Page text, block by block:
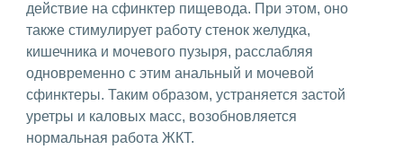
действие на сфинктер пищевода. При этом, оно
также стимулирует работу стенок желудка,
кишечника и мочевого пузыря, расслабляя
одновременно с этим анальный и мочевой
сфинктеры. Таким образом, устраняется застой
уретры и каловых масс, возобновляется
нормальная работа ЖКТ.